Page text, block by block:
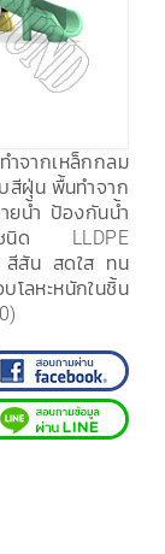
ำจากเหล็กกลม
สีฝุ่น พื้นทำจาก
ยน้ำ ป้องกันน้ำ
ชนิด LLDPE
สีสัน สดใส ทน
โลหะหนักในชิ้น